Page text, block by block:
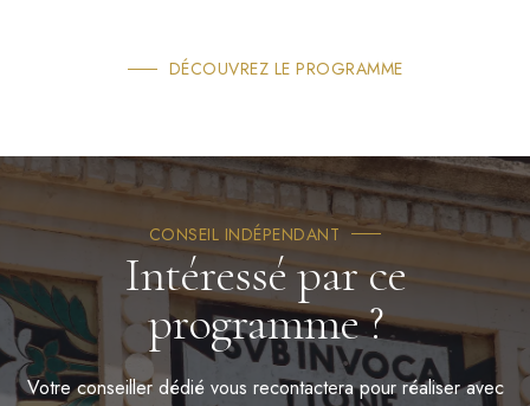
DÉCOUVREZ LE PROGRAMME
CONSEIL INDÉPENDANT
Intéressé par ce
programme ?
Votre conseiller dédié vous recontactera pour réaliser avec